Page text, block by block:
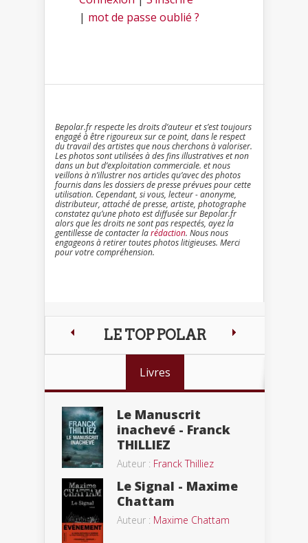
| mot de passe oublié ?
Bepolar.fr respecte les droits d’auteur et s’est toujours
engagé à être rigoureux sur ce point, dans le respect
du travail des artistes que nous cherchons à valoriser.
Les photos sont utilisées à des fins illustratives et non
dans un but d’exploitation commerciale. et nous
veillons à n’illustrer nos articles qu’avec des photos
fournis dans les dossiers de presse prévues pour cette
utilisation. Cependant, si vous, lecteur - anonyme,
distributeur, attaché de presse, artiste, photographe
constatez qu’une photo est diffusée sur Bepolar.fr
alors que les droits ne sont pas respectés, ayez la
gentillesse de contacter larédaction. Nous nous
engageons à retirer toutes photos litigieuses. Merci
pour votre compréhension.
LE TOP POLAR
Livres
Le Manuscrit
inachevé - Franck
THILLIEZ
Auteur : Franck Thilliez
Le Signal - Maxime
Chattam
Auteur : Maxime Chattam